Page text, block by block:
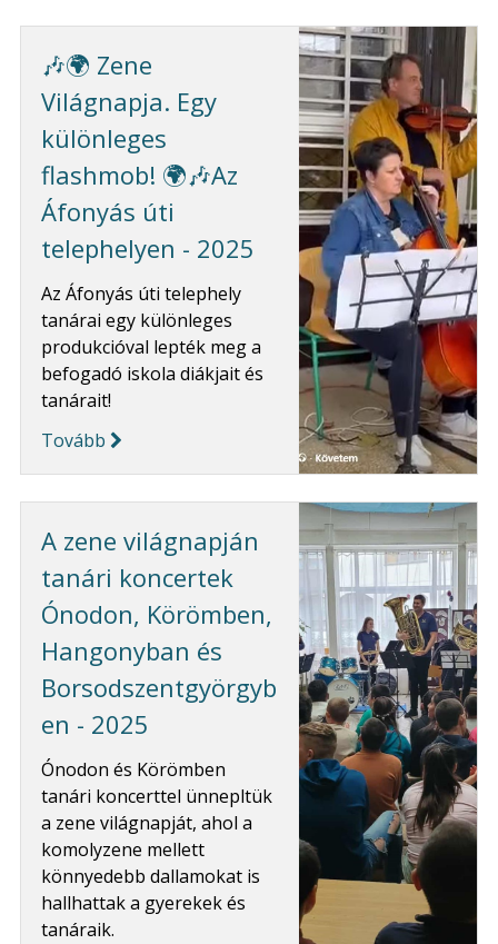
🎶🌍 Zene
Világnapja. Egy
különleges
flashmob! 🌍🎶Az
Áfonyás úti
telephelyen - 2025
Az Áfonyás úti telephely
tanárai egy különleges
produkcióval lepték meg a
befogadó iskola diákjait és
tanárait!
Tovább
A zene világnapján
tanári koncertek
Ónodon, Körömben,
Hangonyban és
Borsodszentgyörgyb
en - 2025
Ónodon és Körömben
tanári koncerttel ünnepltük
a zene világnapját, ahol a
komolyzene mellett
könnyedebb dallamokat is
hallhattak a gyerekek és
tanáraik.